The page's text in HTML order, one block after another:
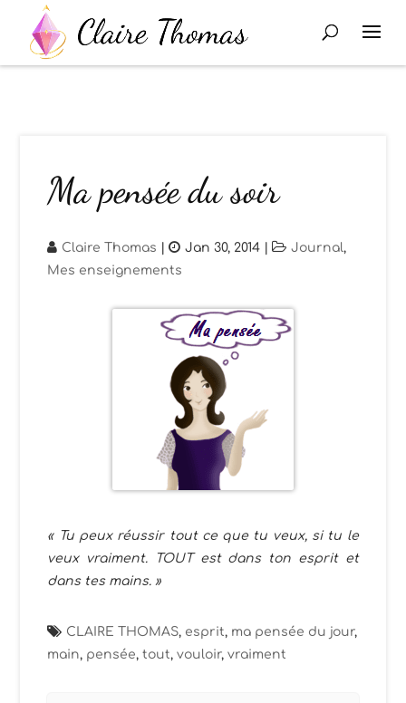
Ma pensée du soir
Claire Thomas | Jan 30, 2014 | Journal,
Mes enseignements
« Tu peux réussir tout ce que tu veux, si tu le
veux vraiment. TOUT est dans ton esprit et
dans tes mains. »
CLAIRE THOMAS, esprit, ma pensée du jour,
main, pensée,tout,vouloir,vraiment